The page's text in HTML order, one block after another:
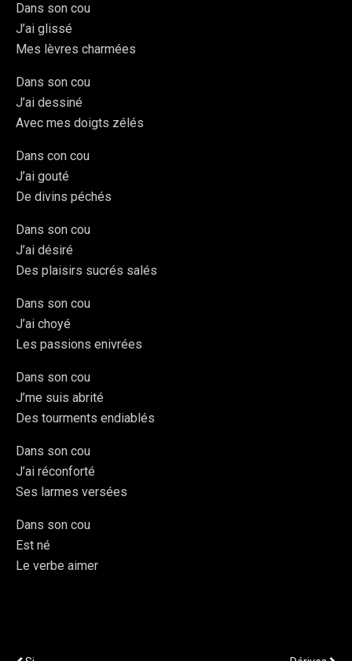
Dans son cou
J’ai glissé
Mes lèvres charmées
Dans son cou
J’ai dessiné
Avec mes doigts zélés
Dans con cou
J’ai gouté
De divins péchés
Dans son cou
J’ai désiré
Des plaisirs sucrés salés
Dans son cou
J’ai choyé
Les passions enivrées
Dans son cou
J’me suis abrité
Des tourments endiablés
Dans son cou
J’ai réconforté
Ses larmes versées
Dans son cou
Est né
Le verbe aimer